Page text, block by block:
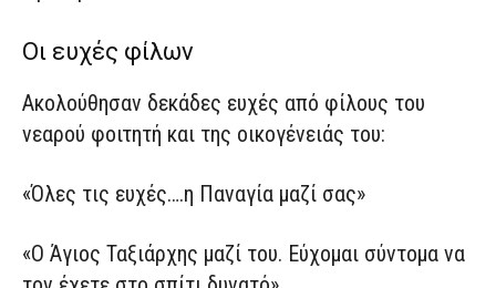
Οι ευχές φίλων
Ακολούθησαν δεκάδες ευχές από φίλους του
νεαρού φοιτητή και της οικογένειάς του:
«Όλες τις ευχές….η Παναγία μαζί σας»
«Ο Άγιος Ταξιάρχης μαζί του. Εύχομαι σύντομα να